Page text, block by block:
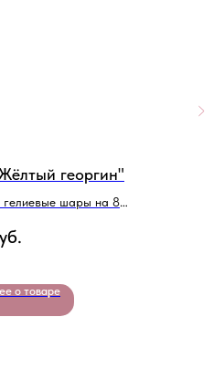
георгин"
гелиевые шары на 8
о товаре